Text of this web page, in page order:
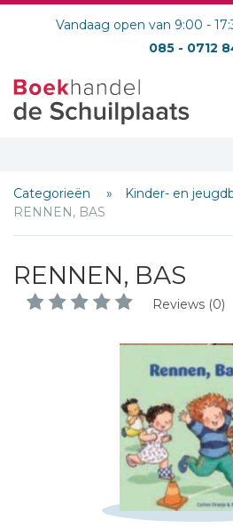
Vandaag open van 9:00 -
085 - 0712
Categorieën
Kinder- en
RENNEN, BAS
RENNEN, BAS
Reviews (0)
Schrijf hieronder je review!